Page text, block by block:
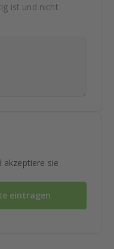
ist und nicht
akzeptiere sie
eintragen